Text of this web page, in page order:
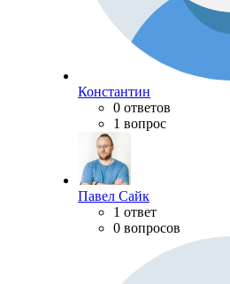
Константин
0 ответов
1 вопрос
Павел Сайк
1 ответ
0 вопросов